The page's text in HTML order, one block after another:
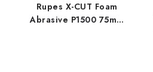
Rupes X-CUT Foam
Abrasive P1500 75mm